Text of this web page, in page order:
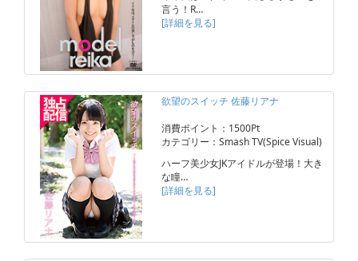
言う！R…
[詳細を見る]
欲望のスイッチ 佐藤リアナ
消費ポイント：1500Pt
カテゴリー：Smash TV(Spice Visual)
ハーフ美少女JKアイドルが登場！大き
な瞳…
[詳細を見る]